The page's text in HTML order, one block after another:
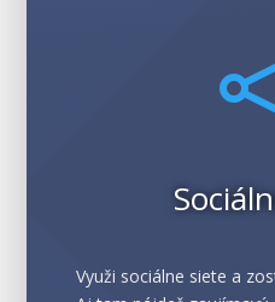
Využi sociálne siete a